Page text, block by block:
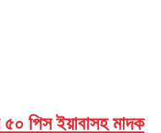
পিস ইয়াবাসহ মাদক